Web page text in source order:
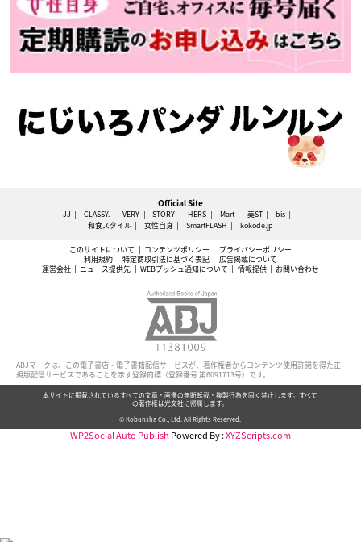
Official Site
JJ CLASSY. VERY STORY HERS Mart 美ST
bis
和食スタイル
女性自身 SmartFLASH kokode.jp
このサイトについて コンテンツポリシー
プライバシーポリシー
利用規約
特定商取引法に基づく表記
広告掲載について
運営会社
ニュース提供先 WEBプッシュ通知について 情報提供 お問い合わせ
ABJマークは、この電子書店・電子書籍配信サービスが、著作権者からコンテンツ使用許諾を得た正
規版配信サービスであることを示す登録商標（登録番号 第6091713号）です。
本サイトに掲載されているすべての文章・画像の無断転載・複製行為を固く禁止します。すべて
の著作権は光文社に帰属します。
© Kobunsha Co., Ltd. All Rights Reserved.
WP2Social Auto Publish Powered By :XYZScripts.com